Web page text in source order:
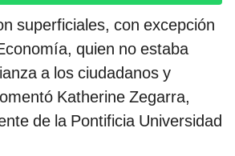
superficiales, con excepción
quien no estaba
a los ciudadanos y
Katherine Zegarra,
de la Pontificia Universidad